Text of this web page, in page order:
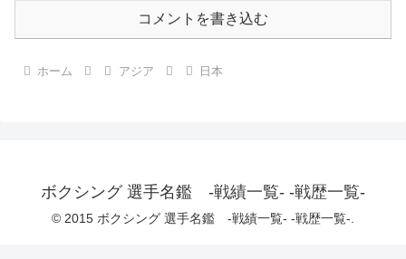
コメントを書き込む
ホーム アジア 日本
ボクシング 選手名鑑 -戦績一覧- -戦歴一覧-
© 2015 ボクシング 選手名鑑 -戦績一覧- -戦歴一覧-.